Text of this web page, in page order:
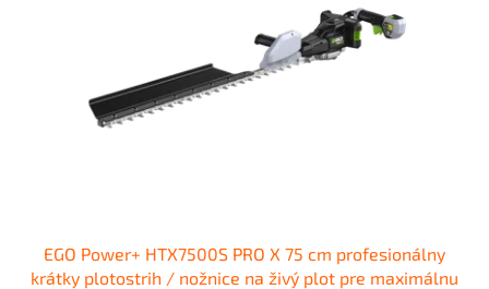
EGO Power+ HTX7500S PRO X 75 cm profesionálny
krátky plotostrih / nožnice na živý plot pre maximálnu